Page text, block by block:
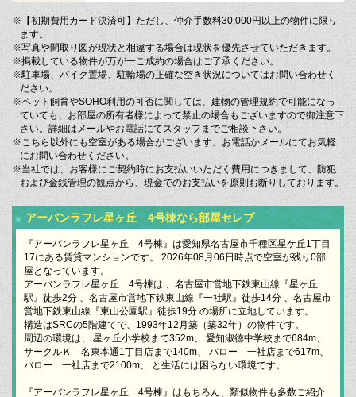
※【初期費用カード決済可】ただし、仲介手数料30,000円以上の物件に限り
ます。
※写真や間取り図が現状と相違する場合は現状を優先させていただきます。
※掲載している物件が万が一ご成約の場合はご了承ください。
※駐車場、バイク置場、駐輪場の正確な空き状況についてはお問い合わせく
ださい。
※ペット飼育やSOHO利用の可否に関しては、建物の管理規約で可能になっ
ていても、お部屋の所有者様によって禁止の場合もございますので御注意下
さい。詳細はメールやお電話にてスタッフまでご相談下さい。
※こちら以外にも空室がある場合がございます。お電話かメールにてお気軽
にお問い合わせください。
※当社では、お客様にご契約時にお支払いいただく費用につきまして、防犯
および金銭管理の観点から、現金でのお支払いを原則お断りしております。
アーバンラフレ星ヶ丘 4号棟なら部屋セレブ
『アーバンラフレ星ヶ丘 4号棟』は愛知県名古屋市千種区星ケ丘1丁目
17にある賃貸マンションです。 2026年08月06日時点で空室が残り0部
屋となっています。
アーバンラフレ星ヶ丘 4号棟は 、名古屋市営地下鉄東山線『星ヶ丘
駅』徒歩2分 、名古屋市営地下鉄東山線『一社駅』徒歩14分 、名古屋市
営地下鉄東山線『東山公園駅』徒歩19分 の場所に立地しています。
構造はSRCの5階建てで、1993年12月築（築32年）の物件です。
周辺の環境は、 星ヶ丘小学校まで352m、 愛知淑徳中学校まで684m、
サークルＫ 名東本通1丁目店まで140m、 バロー 一社店まで617m、
バロー 一社店まで2100m、 と生活には困らない環境です。
『アーバンラフレ星ヶ丘 4号棟』はもちろん、類似物件も多数ご紹介